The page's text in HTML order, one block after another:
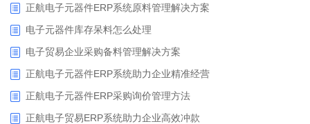
正航电子元器件ERP系统原料管理解决方案
电子元器件库存呆料怎么处理
电子贸易企业采购备料管理解决方案
正航电子元器件ERP系统助力企业精准经营
正航电子元器件ERP采购询价管理方法
正航电子贸易ERP系统助力企业高效冲款